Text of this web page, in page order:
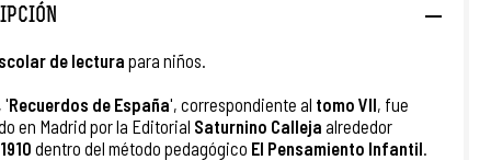
de lectura para niños.
'Recuerdos de España', correspondiente al tomo VII, fue
en Madrid por la Editorial Saturnino Calleja alrededor
dentro del método pedagógico El Pensamiento Infantil.